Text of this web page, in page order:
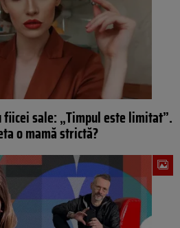
sale: „Timpul este limitat”.
o mamă strictă?